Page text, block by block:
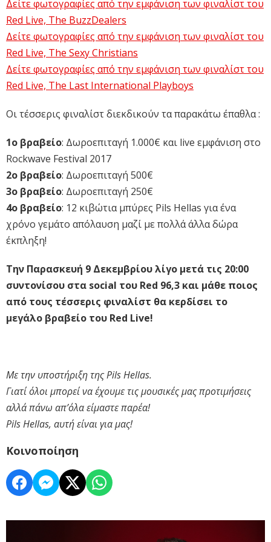
Δείτε φωτογραφίες από την εμφάνιση των φιναλίστ του
Red Live, The BuzzDealers
Δείτε φωτογραφίες από την εμφάνιση των φιναλίστ του
Red Live, The Sexy Christians
Δείτε φωτογραφίες από την εμφάνιση των φιναλίστ του
Red Live, The Last International Playboys
Οι τέσσερις φιναλίστ διεκδικούν τα παρακάτω έπαθλα :
1ο βραβείο: Δωροεπιταγή 1.000€ και live εμφάνιση στο
Rockwave Festival 2017
2ο βραβείο: Δωροεπιταγή 500€
3ο βραβείο: Δωροεπιταγή 250€
4ο βραβείο: 12 κιβώτια μπύρες Pils Hellas για ένα
χρόνο γεμάτο απόλαυση μαζί με πολλά άλλα δώρα
έκπληξη!
Την Παρασκευή 9 Δεκεμβρίου λίγο μετά τις 20:00
συντονίσου στα social του Red 96,3 και μάθε ποιος
από τους τέσσερις φιναλίστ θα κερδίσει το
μεγάλο βραβείο του Red Live!
Με την υποστήριξη της Pils Hellas.
Γιατί όλοι μπορεί να έχουμε τις μουσικές μας προτιμήσεις
αλλά πάνω απ’όλα είμαστε παρέα!
Pils Hellas, αυτή είναι για μας!
Κοινοποίηση